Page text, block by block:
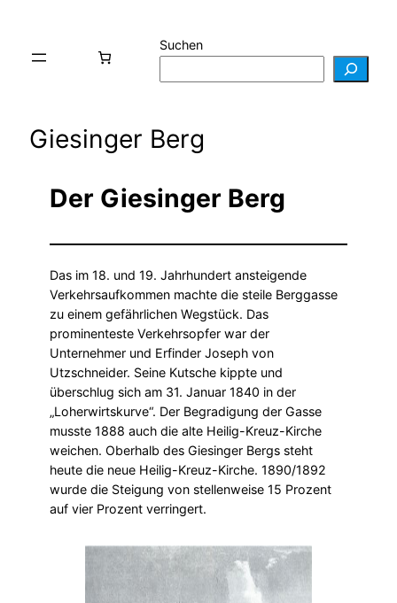
Suchen
Giesinger Berg
Der Giesinger Berg
Das im 18. und 19. Jahrhundert ansteigende
Verkehrsaufkommen machte die steile Berggasse
zu einem gefährlichen Wegstück. Das
prominenteste Verkehrsopfer war der
Unternehmer und Erfinder Joseph von
Utzschneider. Seine Kutsche kippte und
überschlug sich am 31. Januar 1840 in der
„Loherwirtskurve“. Der Begradigung der Gasse
musste 1888 auch die alte Heilig-Kreuz-Kirche
weichen. Oberhalb des Giesinger Bergs steht
heute die neue Heilig-Kreuz-Kirche. 1890/1892
wurde die Steigung von stellenweise 15 Prozent
auf vier Prozent verringert.